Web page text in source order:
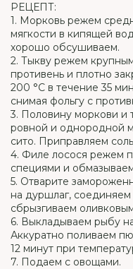
РЕЦЕПТ:
1. Морковь режем
мягкости в кипящей
хорошо обсушиваем.
2. Тыкву режем
противень и плотно
200 °С в течение 35
снимая фольгу с
3. Половину моркови и
ровной и однородной
сито. Приправляем
4. Филе лосося режем
специями и
5. Отварите
на дуршлаг,
сбрызгиваем
6. Выкладываем рыбу
Аккуратно поливаем
12 минут при
7. Подаем с овощами.